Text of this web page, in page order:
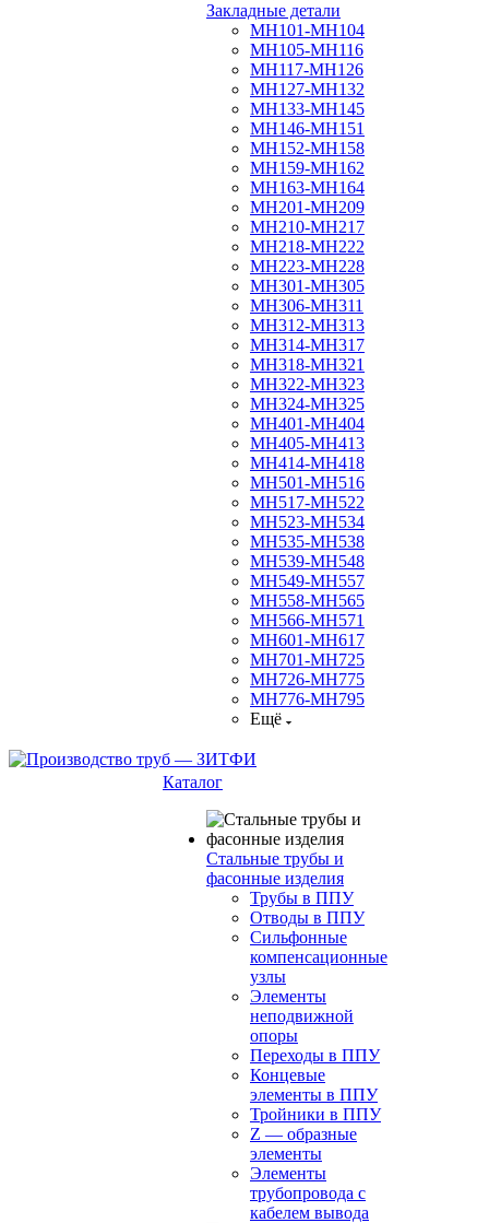
Закладные детали
МН101-МН104
МН105-МН116
МН117-МН126
МН127-МН132
МН133-МН145
МН146-МН151
МН152-МН158
МН159-МН162
МН163-МН164
МН201-МН209
МН210-МН217
МН218-МН222
МН223-МН228
МН301-МН305
МН306-МН311
МН312-МН313
МН314-МН317
МН318-МН321
МН322-МН323
МН324-МН325
МН401-МН404
МН405-МН413
МН414-МН418
МН501-МН516
МН517-МН522
МН523-МН534
МН535-МН538
МН539-МН548
МН549-МН557
МН558-МН565
МН566-МН571
МН601-МН617
МН701-МН725
МН726-МН775
МН776-МН795
Ещё
Каталог
Стальные трубы и
фасонные изделия
Трубы в ППУ
Отводы в ППУ
Сильфонные
компенсационные
узлы
Элементы
неподвижной
опоры
Переходы в ППУ
Концевые
элементы в ППУ
Тройники в ППУ
Z — образные
элементы
Элементы
трубопровода с
кабелем вывода